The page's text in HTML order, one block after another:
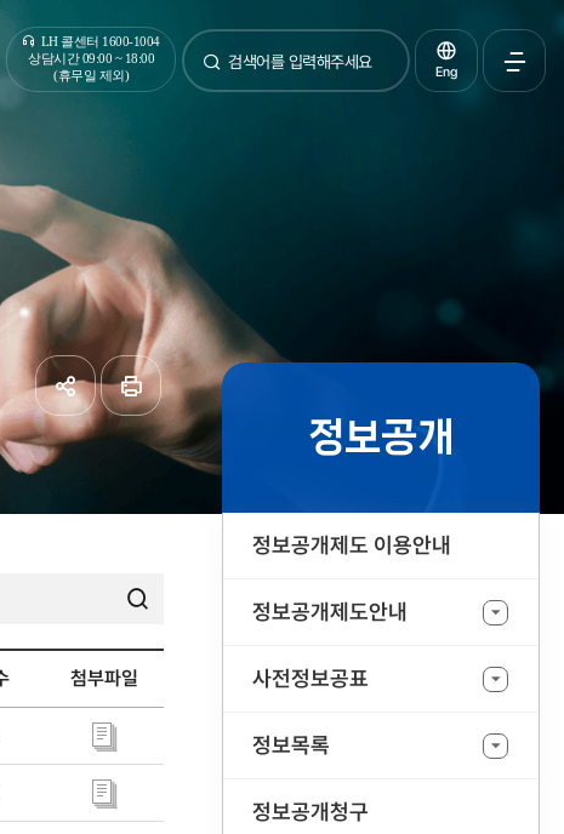
LH 콜센터 1600-1004
상담시간 09:00 ~ 18:00
(휴무일 제외)
통합검색
검색 Eng
정보공개
정보공개제도 이용안내
정보공개제도안내
사전정보공표
정보목록
정보공개청구
공유하기페이지
검색
첨부파일